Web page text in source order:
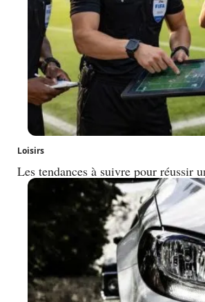
Loisirs
Les tendances à suivre pour réussir